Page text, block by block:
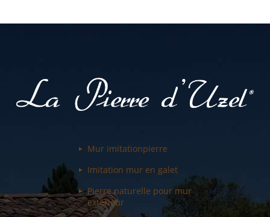
Mur imitationpierre
Imitation mur en galet
Pierre naturelle pourmur
extérieur